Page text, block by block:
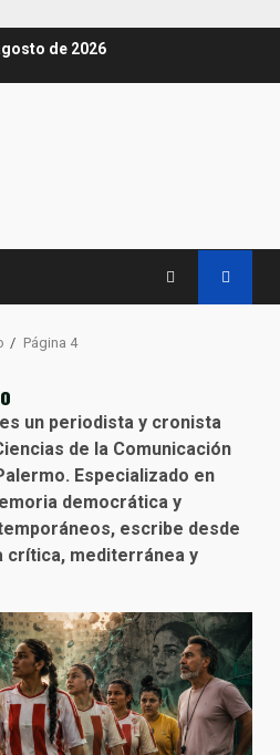
de 2026
Página 4
un periodista y cronista
de la Comunicación
Especializado en
democrática y
escribe desde
crítica, mediterránea y